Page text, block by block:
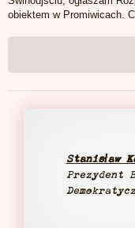
obiektem w Promiwicach.
Stanisław
Prezydent